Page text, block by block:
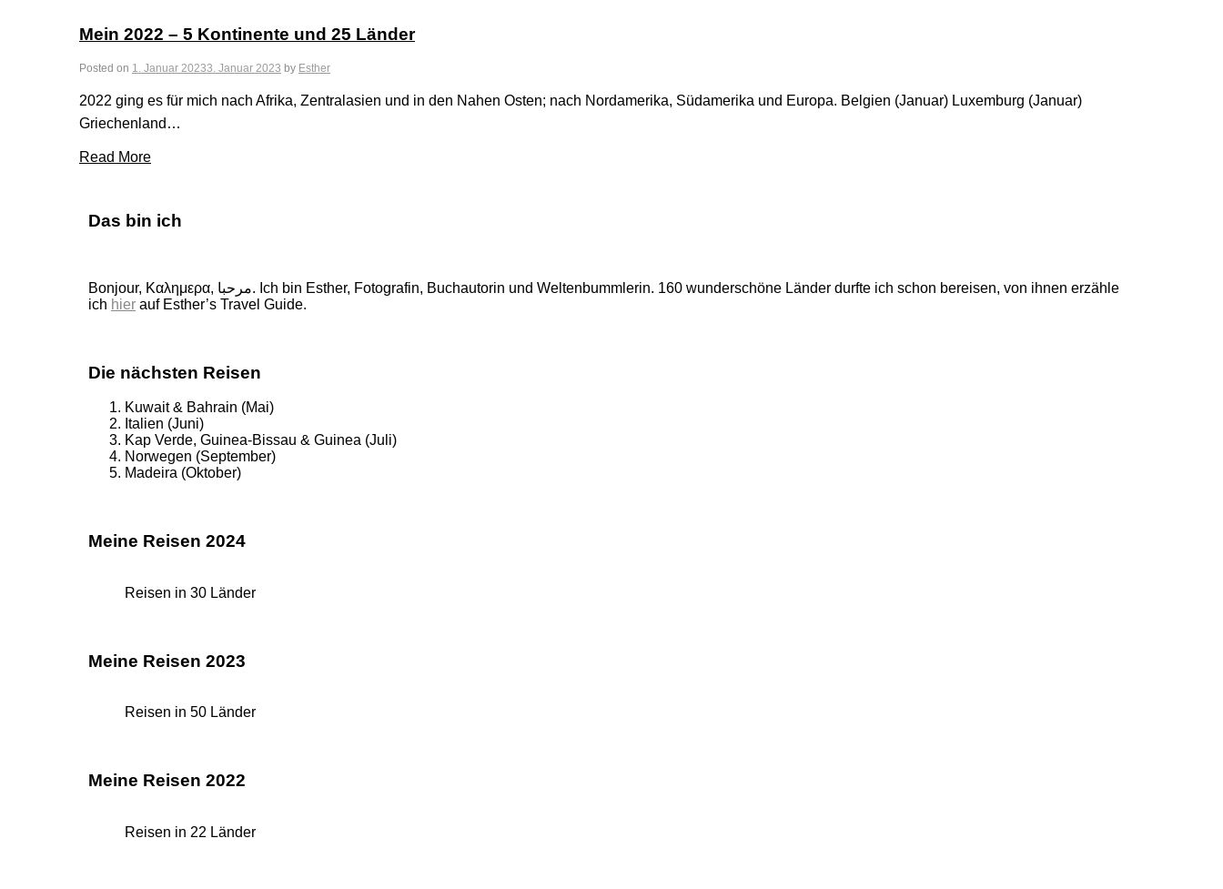
Mein 2022 – 5 Kontinente und 25 Länder
Posted on 1. Januar 20233. Januar 2023 by Esther
2022 ging es für mich nach Afrika, Zentralasien und in den Nahen Osten; nach Nordamerika, Südamerika und Europa. Belgien (Januar) Luxemburg (Januar)
Griechenland…
Read More
Das bin ich
Bonjour, Καλημερα, مرحبا. Ich bin Esther, Fotografin, Buchautorin und Weltenbummlerin. 160 wunderschöne Länder durfte ich schon bereisen, von ihnen erzähle
ich hier auf Esther’s Travel Guide.
Die nächsten Reisen
Kuwait & Bahrain (Mai)
Italien (Juni)
Kap Verde, Guinea-Bissau & Guinea (Juli)
Norwegen (September)
Madeira (Oktober)
Meine Reisen 2024
Reisen in 30 Länder
Meine Reisen 2023
Reisen in 50 Länder
Meine Reisen 2022
Reisen in 22 Länder